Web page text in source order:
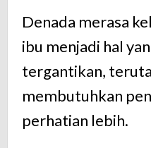
Denada merasa
ibu menjadi hal
tergantikan,
membutuhkan
perhatian lebih.